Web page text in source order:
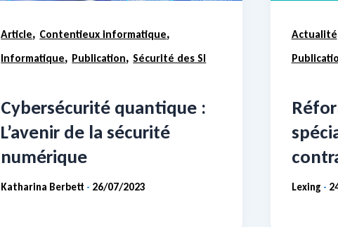
Article, Contentieux informatique,
Informatique, Publication,Sécurité des SI
Cybersécurité quantique :
L’avenir de la sécurité
numérique
Katharina Berbett - 26/07/2023
Actualité
Lexing -